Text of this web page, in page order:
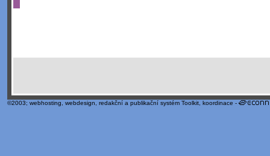
©2003; webhosting webdesign redakční a publikační systém Toolkit , koordinace -